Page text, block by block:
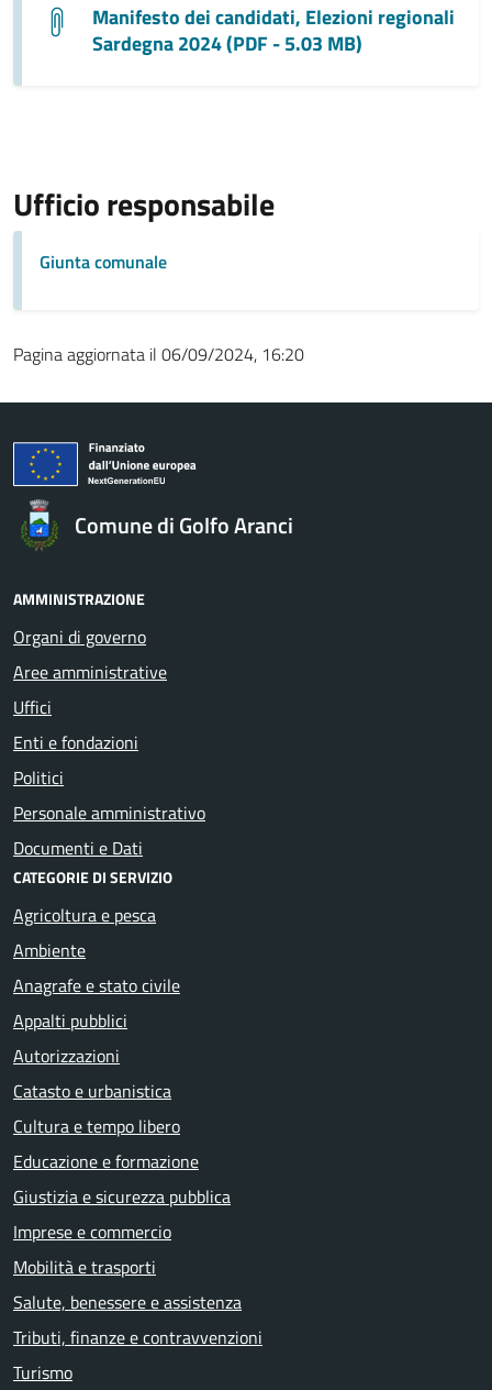
Manifesto dei candidati, Elezioni regionali
Sardegna 2024 (PDF - 5.03 MB)
Ufficio responsabile
Giunta comunale
Pagina aggiornata il 06/09/2024, 16:20
Comune di Golfo Aranci
AMMINISTRAZIONE
Organi di governo
Aree amministrative
Uffici
Enti e fondazioni
Politici
Personale amministrativo
Documenti e Dati
CATEGORIE DI SERVIZIO
Agricoltura e pesca
Ambiente
Anagrafe e stato civile
Appalti pubblici
Autorizzazioni
Catasto e urbanistica
Cultura e tempo libero
Educazione e formazione
Giustizia e sicurezza pubblica
Imprese e commercio
Mobilità e trasporti
Salute, benessere e assistenza
Tributi, finanze e contravvenzioni
Turismo